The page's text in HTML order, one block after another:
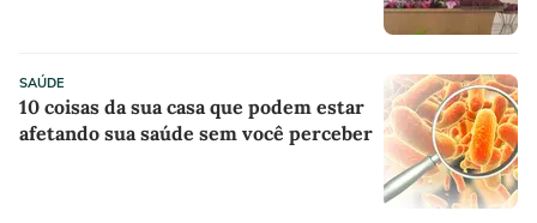
SAÚDE
10 coisas da sua casa que podem estar
afetando sua saúde sem você perceber